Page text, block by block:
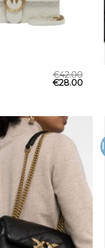
€42.00
€28.00